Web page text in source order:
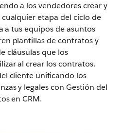
a los vendedores crear y
etapa del ciclo de
a tus equipos de asuntos
plantillas de contratos y
cláusulas que los
al crear los contratos.
cliente unificando los
y legales con Gestión del
en CRM.